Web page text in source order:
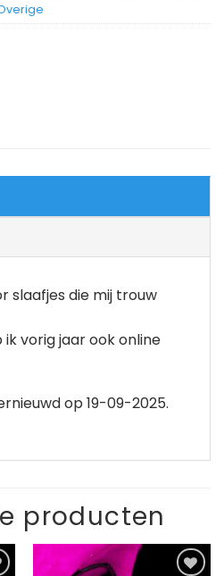
slaafjes die mij trouw
vorig jaar ook online
op 19-09-2025.
producten